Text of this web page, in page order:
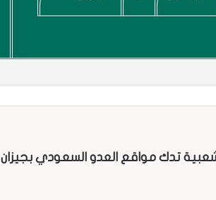
تدك مواقع العدو السعودي بجيزان